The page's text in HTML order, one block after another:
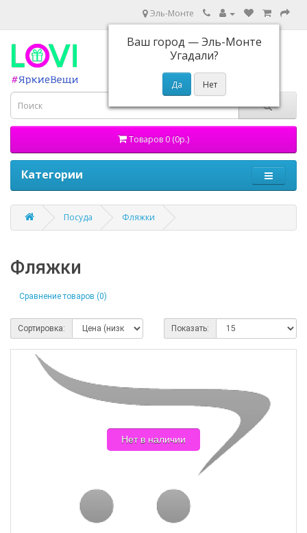
Эль-Монте
Ваш город —Эль-Монте
Угадали?
Товаров 0 (0р.)
Категории
Посуда Фляжки
Фляжки
Сравнение товаров (0)
Сортировка: Показать:
Нет в наличии